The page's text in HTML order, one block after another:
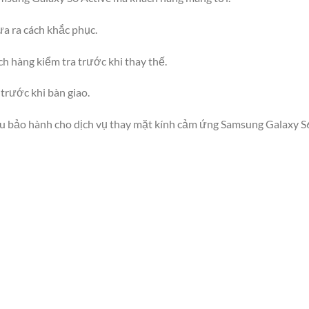
ra cách khắc phục.
hàng kiểm tra trước khi thay thế.
khi bàn giao.
hành cho dịch vụ thay mặt kính cảm ứng Samsung Galaxy